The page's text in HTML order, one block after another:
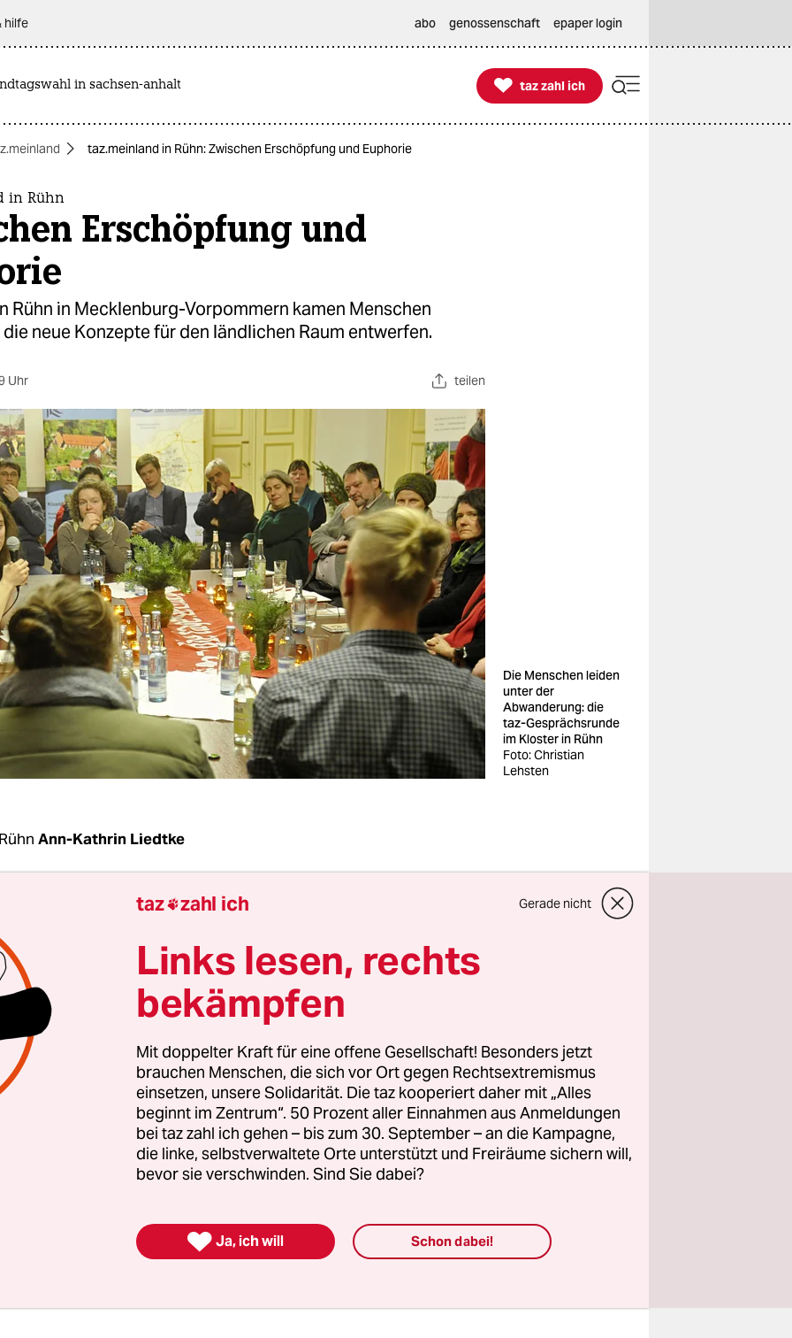
hilfe abo genossenschaft epaper login
in sachsen-anhalt 
taz zahl ich
taz zahl ich
taz.meinland in Rühn: Zwischen Erschöpfung und Euphorie
in Rühn
Erschöpfung und
Rühn in Mecklenburg-Vorpommern kamen Menschen
neue Konzepte für den ländlichen Raum entwerfen.
Uhr teilen
Die Menschen leiden
unter der
Abwanderung: die
taz-Gesprächsrunde
im Kloster in Rühn
Foto: Christian
Lehsten
Ann-Kathrin Liedtke
denken viele junge Menschen auf dem Land: „Ich will auf
hier bleiben.“ Keine Jobs, keine Freizeitangebote, keine
Die junge Frau – zierlich, blondierte Haare, dunkel
Augen – wohnt in Bützow. Leer stehende Häuser mit
Fenstern und schiefen Türen zeigen, dass in der
Mecklenburg noch viel zu tun ist. „Hier ist einfach nichts
sie. „Und Bützow ist noch eine der größeren Städte hier.“
Wir müssen reden. Bis zur Bundestagswahl im September
deshalb durch die Republik. Wir wollen wissen: Was
taz zahl ich Gerade nicht
Links lesen, rechts
bekämpfen
Mit doppelter Kraft für eine offene Gesellschaft! Besonders jetzt
brauchen Menschen, die sich vor Ort gegen Rechtsextremismus
einsetzen, unsere Solidarität. Die taz kooperiert daher mit „Alles
beginnt im Zentrum“. 50 Prozent aller Einnahmen aus Anmeldungen
bei taz zahl ich gehen – bis zum 30. September – an die Kampagne,
die linke, selbstverwaltete Orte unterstützt und Freiräume sichern will,
bevor sie verschwinden. Sind Sie dabei?
 Ja, ich will Schon dabei!